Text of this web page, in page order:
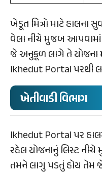
ખેડૂત મિત્રો માટે
વેલા નીચે મુજબ
જે અનુકૂળ લાગે તે યોજના
Ikhedut Portal પરથી
ખેતીવાડી વિભાગ
Ikhedut Portal પર
રહેલ યોજનાનું લિસ્ટ
તમને લાગુ પડતું હોય તેમ